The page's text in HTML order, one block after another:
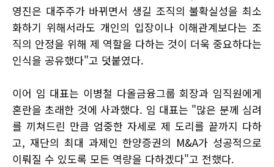
영진은 대주주가 바뀌면서 생길 조직의 불확실성을 최소
화하기 위해서라도 개인의 입장이나 이해관계보다는 조
직의 안정을 위해 제 역할을 다하는 것이 더욱 중요하다는
인식을 공유했다"고 덧붙였다.
이어 임 대표는 이병철 다올금융그룹 회장과 임직원에게
혼란을 초래한 것에 사과했다. 임 대표는 "많은 분께 심려
를 끼쳐드린 만큼 엄중한 자세로 제 도리를 끝까지 다하
고, 재단의 최대 과제인 한양증권의 M&A가 성공적으로
이뤄질 수 있도록 모든 역량을 다하겠다"고 전했다.